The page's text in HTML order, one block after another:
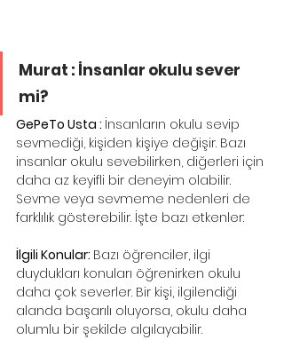
Murat : İnsanlar okulu sever
mi?
GePeTo Usta : İnsanların okulu sevip
sevmediği, kişiden kişiye değişir. Bazı
insanlar okulu sevebilirken, diğerleri için
daha az keyifli bir deneyim olabilir.
Sevme veya sevmeme nedenleri de
farklılık gösterebilir. İşte bazı etkenler:
İlgili Konular: Bazı öğrenciler, ilgi
duydukları konuları öğrenirken okulu
daha çok severler. Bir kişi, ilgilendiği
alanda başarılı oluyorsa, okulu daha
olumlu bir şekilde algılayabilir.